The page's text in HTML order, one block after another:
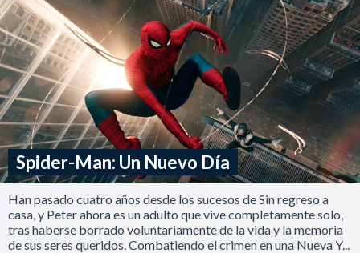
Spider-Man: Un Nuevo Día
Han pasado cuatro años desde los sucesos de Sin regreso a
casa, y Peter ahora es un adulto que vive completamente solo,
tras haberse borrado voluntariamente de la vida y la memoria
de sus seres queridos. Combatiendo el crimen en una Nueva Y...